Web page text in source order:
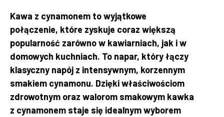
Kawa z cynamonem to wyjątkowe
połączenie, które zyskuje coraz większą
popularność zarówno w kawiarniach, jak i w
domowych kuchniach. To napar, który łączy
klasyczny napój z intensywnym, korzennym
smakiem cynamonu. Dzięki właściwościom
zdrowotnym oraz walorom smakowym kawka
z cynamonem staje się idealnym wyborem